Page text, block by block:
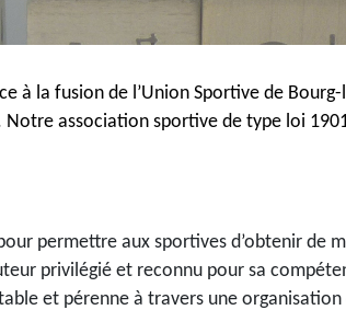
à la fusion de l’Union Sportive de
Notre association sportive de type loi
permettre aux sportives d’obtenir de
privilégié et reconnu pour sa
et pérenne à travers une